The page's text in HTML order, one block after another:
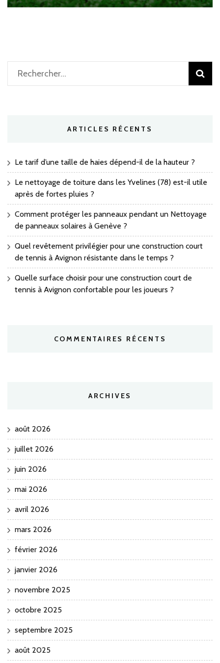
Rechercher :
ARTICLES RÉCENTS
Le tarif d’une taille de haies dépend-il de la hauteur ?
Le nettoyage de toiture dans les Yvelines (78) est-il utile
après de fortes pluies ?
Comment protéger les panneaux pendant un Nettoyage
de panneaux solaires à Genève ?
Quel revêtement privilégier pour une construction court
de tennis à Avignon résistante dans le temps ?
Quelle surface choisir pour une construction court de
tennis à Avignon confortable pour les joueurs ?
COMMENTAIRES RÉCENTS
ARCHIVES
août 2026
juillet 2026
juin 2026
mai 2026
avril 2026
mars 2026
février 2026
janvier 2026
novembre 2025
octobre 2025
septembre 2025
août 2025